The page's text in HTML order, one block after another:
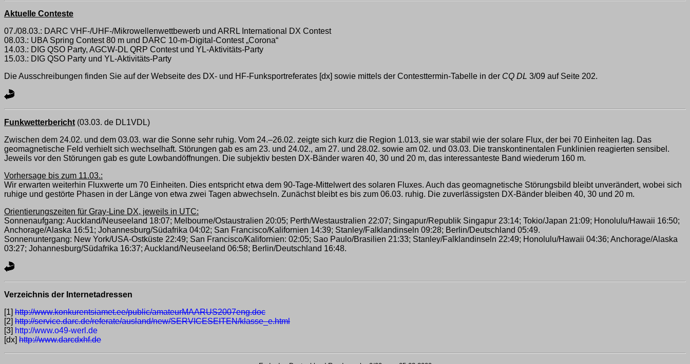
Aktuelle Conteste
07./08.03.: DARC VHF-/UHF-/Mikrowellenwettbewerb und ARRL International DX Contest
08.03.: UBA Spring Contest 80 m und DARC 10-m-Digital-Contest „Corona“
14.03.: DIG QSO Party, AGCW-DL QRP Contest und YL-Aktivitäts-Party
15.03.: DIG QSO Party und YL-Aktivitäts-Party
Die Ausschreibungen finden Sie auf der Webseite des DX- und HF-Funksportreferates [dx] sowie mittels der Contesttermin-Tabelle in der CQ DL 3/09 auf Seite 202.
Funkwetterbericht (03.03. de DL1VDL)
Zwischen dem 24.02. und dem 03.03. war die Sonne sehr ruhig. Vom 24.–26.02. zeigte sich kurz die Region 1.013, sie war stabil wie der solare Flux, der bei 70 Einheiten lag. Das
geomagnetische Feld verhielt sich wechselhaft. Störungen gab es am 23. und 24.02., am 27. und 28.02. sowie am 02. und 03.03. Die transkontinentalen Funklinien reagierten sensibel.
Jeweils vor den Störungen gab es gute Lowbandöffnungen. Die subjektiv besten DX-Bänder waren 40, 30 und 20 m, das interessanteste Band wiederum 160 m.
Vorhersage bis zum 11.03.:
Wir erwarten weiterhin Fluxwerte um 70 Einheiten. Dies entspricht etwa dem 90-Tage-Mittelwert des solaren Fluxes. Auch das geomagnetische Störungsbild bleibt unverändert, wobei sich
ruhige und gestörte Phasen in der Länge von etwa zwei Tagen abwechseln. Zunächst bleibt es bis zum 06.03. ruhig. Die zuverlässigsten DX-Bänder bleiben 40, 30 und 20 m.
Orientierungszeiten für Gray-Line DX, jeweils in UTC:
Sonnenaufgang: Auckland/Neuseeland 18:07; Melbourne/Ostaustralien 20:05; Perth/Westaustralien 22:07; Singapur/Republik Singapur 23:14; Tokio/Japan 21:09; Honolulu/Hawaii 16:50;
Anchorage/Alaska 16:51; Johannesburg/Südafrika 04:02; San Francisco/Kalifornien 14:39; Stanley/Falklandinseln 09:28; Berlin/Deutschland 05:49.
Sonnenuntergang: New York/USA-Ostküste 22:49; San Francisco/Kalifornien: 02:05; Sao Paulo/Brasilien 21:33; Stanley/Falklandinseln 22:49; Honolulu/Hawaii 04:36; Anchorage/Alaska
03:27; Johannesburg/Südafrika 16:37; Auckland/Neuseeland 06:58; Berlin/Deutschland 16:48.
Verzeichnis der Internetadressen
[1] http://www.konkurentsiamet.ee/public/amateurMAARUS2007eng.doc
[2] http://service.darc.de/referate/ausland/new/SERVICESEITEN/klasse_e.html
[3] http://www.o49-werl.de
[dx] http://www.darcdxhf.de